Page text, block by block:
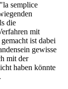
semplice
die
mit
ist dabei
gewisse
mit der
haben könnte